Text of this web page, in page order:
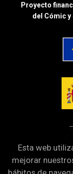
Proyecto
del Cómic
Esta web
mejorar